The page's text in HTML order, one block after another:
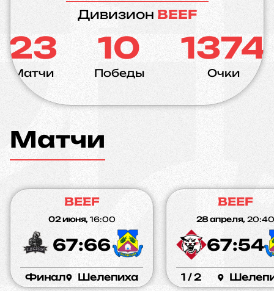
Дивизион BEEF
23
Матчи
10
Победы
1374
Очки
Матчи
BEEF
02 июня, 16:00
67:66
Финал Шелепиха
BEEF
28 апреля, 20:40
67:54
1 / 2